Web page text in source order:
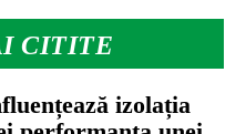
CITITE
izolația